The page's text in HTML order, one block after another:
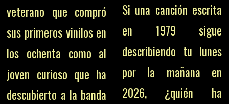
veterano que compró
sus primeros vinilos en
los ochenta como al
joven curioso que ha
descubierto a la banda
Si una canción escrita
en 1979 sigue
describiendo tu lunes
por la mañana en
2026, ¿quién ha